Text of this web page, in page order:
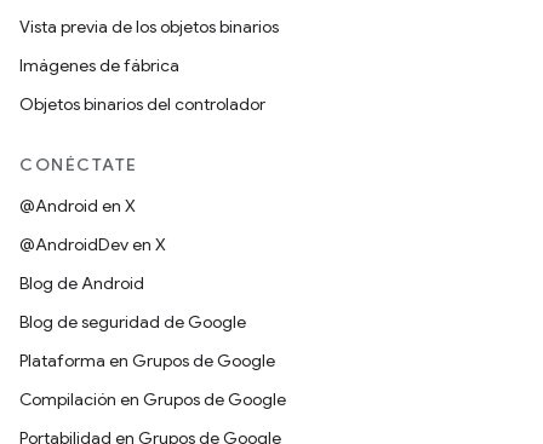
Vista previa de los objetos binarios
Imágenes de fábrica
Objetos binarios del controlador
CONÉCTATE
@Android en X
@AndroidDev en X
Blog de Android
Blog de seguridad de Google
Plataforma en Grupos de Google
Compilación en Grupos de Google
Portabilidad en Grupos de Google